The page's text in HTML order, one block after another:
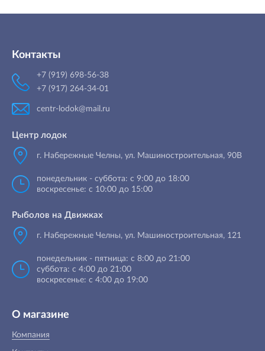
Контакты
+7 (919) 698-56-38
+7 (917) 264-34-01
centr-lodok@mail.ru
Центр лодок
г. Набережные Челны, ул. Машиностроительная, 90B
понедельник - суббота: с 9:00 до 18:00
воскресенье: с 10:00 до 15:00
Рыболов на Движках
г. Набережные Челны, ул. Машиностроительная, 121
понедельник - пятница: с 8:00 до 21:00
суббота: с 4:00 до 21:00
воскресенье: с 4:00 до 19:00
О магазине
Компания